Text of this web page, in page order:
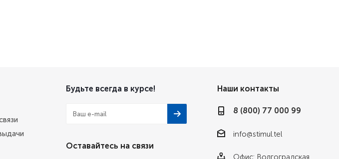
Будьте всегда в курсе!
Оставайтесь на связи
Наши контакты
8 (800) 77 000 99
info@stimul.tel
Офис: Волгоградская